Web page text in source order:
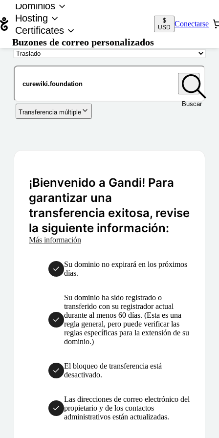
Dominios
Hosting
Certificates
Buzones de correo personalizados
$
USD
Conectarse
Buscar
Transferencia múltiple
¡Bienvenido a Gandi! Para
garantizar una
transferencia exitosa, revise
la siguiente información:
Más información
Su dominio no expirará en los próximos
días.
Su dominio ha sido registrado o
transferido con su registrador actual
durante al menos 60 días. (Esta es una
regla general, pero puede verificar las
reglas específicas para la extensión de su
dominio.)
El bloqueo de transferencia está
desactivado.
Las direcciones de correo electrónico del
propietario y de los contactos
administrativos están actualizadas.